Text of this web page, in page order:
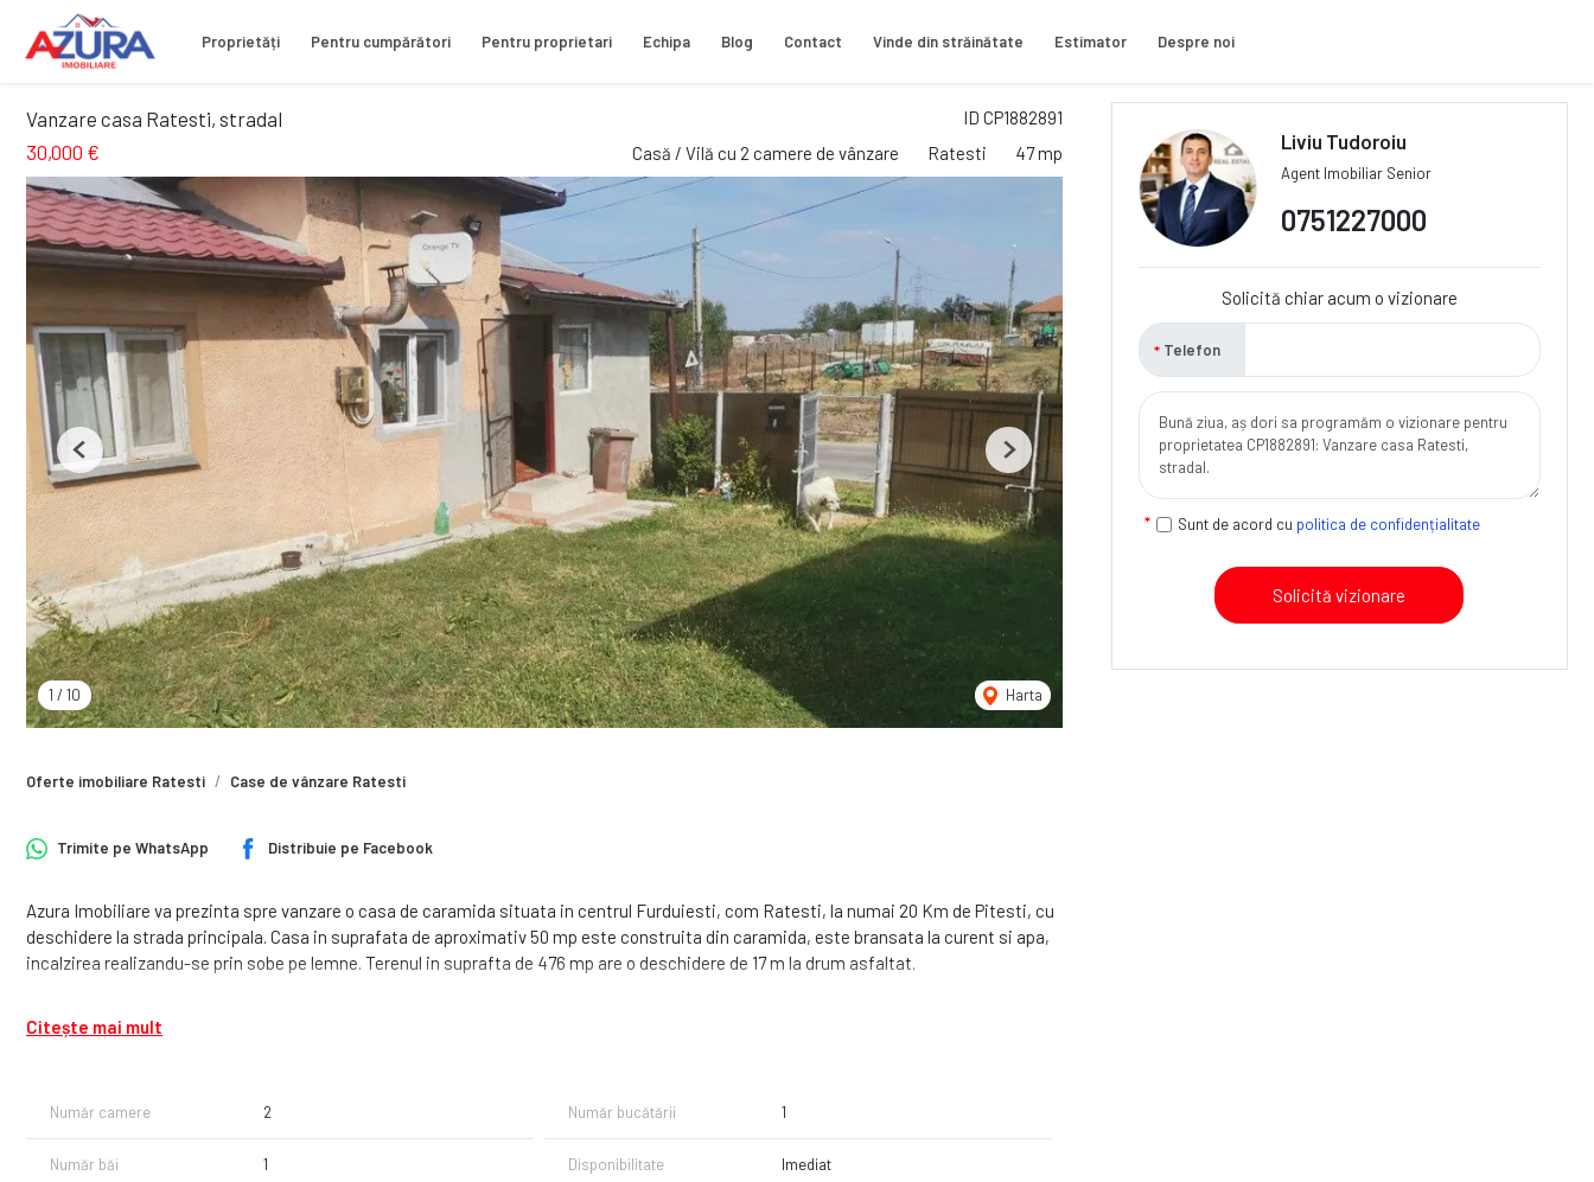
Proprietăți Pentru cumpărători Pentru proprietari Echipa Blog Contact Vinde din străinătate Estimator Despre noi
ID CP1882891
Vanzare casa Ratesti, stradal
30,000 €
Casă / Vilă cu 2 camere de vânzare Ratesti 47 mp
1 / 10 Harta
Previous Next
Oferte imobiliare Ratesti Case de vânzare Ratesti
Trimite pe WhatsApp Distribuie pe Facebook
Azura Imobiliare va prezinta spre vanzare o casa de caramida situata in centrul Furduiesti, com Ratesti, la numai 20 Km de Pitesti, cu
deschidere la strada principala. Casa in suprafata de aproximativ 50 mp este construita din caramida, este bransata la curent si apa,
incalzirea realizandu-se prin sobe pe lemne. Terenul in suprafta de 476 mp are o deschidere de 17 m la drum asfaltat.
Citește mai mult
Număr camere 2 Număr bucătării 1
Număr băi 1 Disponibilitate Imediat
Liviu Tudoroiu
Agent Imobiliar Senior
0751227000
Solicită chiar acum o vizionare
Telefon
Sunt de acord cu politica de confidențialitate
Solicită vizionare